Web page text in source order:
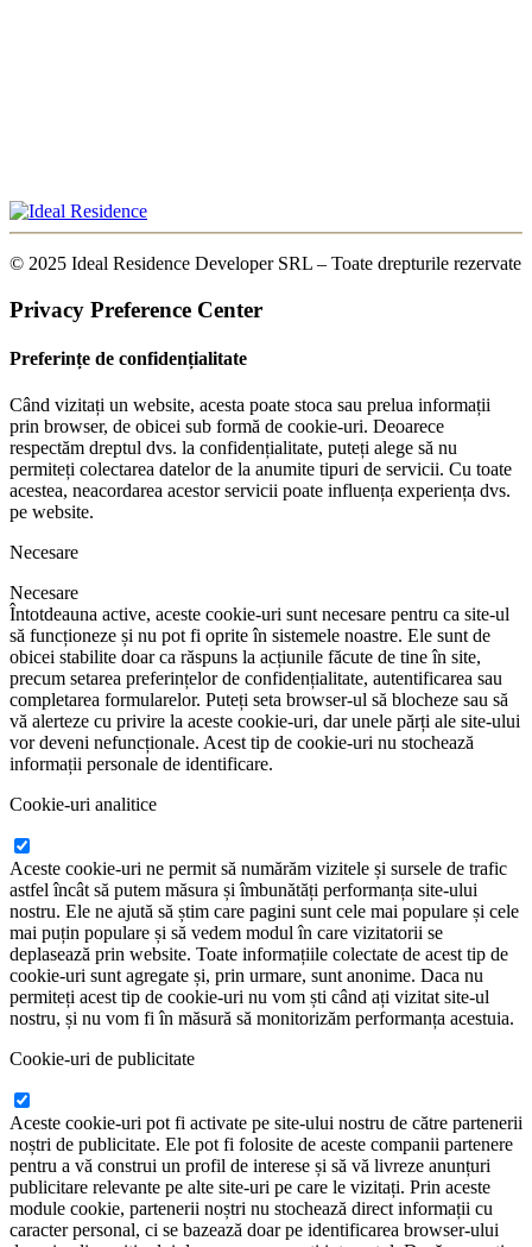
© 2025 Ideal Residence Developer SRL – Toate drepturile rezervate
Privacy Preference Center
Preferințe de confidențialitate
Când vizitați un website, acesta poate stoca sau prelua informații
prin browser, de obicei sub formă de cookie-uri. Deoarece
respectăm dreptul dvs. la confidențialitate, puteți alege să nu
permiteți colectarea datelor de la anumite tipuri de servicii. Cu toate
acestea, neacordarea acestor servicii poate influența experiența dvs.
pe website.
Necesare
Necesare
Întotdeauna active, aceste cookie-uri sunt necesare pentru ca site-ul
să funcționeze și nu pot fi oprite în sistemele noastre. Ele sunt de
obicei stabilite doar ca răspuns la acțiunile făcute de tine în site,
precum setarea preferințelor de confidențialitate, autentificarea sau
completarea formularelor. Puteți seta browser-ul să blocheze sau să
vă alerteze cu privire la aceste cookie-uri, dar unele părți ale site-ului
vor deveni nefuncționale. Acest tip de cookie-uri nu stochează
informații personale de identificare.
Cookie-uri analitice
Aceste cookie-uri ne permit să numărăm vizitele și sursele de trafic
astfel încât să putem măsura și îmbunătăți performanța site-ului
nostru. Ele ne ajută să știm care pagini sunt cele mai populare și cele
mai puțin populare și să vedem modul în care vizitatorii se
deplasează prin website. Toate informațiile colectate de acest tip de
cookie-uri sunt agregate și, prin urmare, sunt anonime. Daca nu
permiteți acest tip de cookie-uri nu vom ști când ați vizitat site-ul
nostru, și nu vom fi în măsură să monitorizăm performanța acestuia.
Cookie-uri de publicitate
Aceste cookie-uri pot fi activate pe site-ului nostru de către partenerii
noștri de publicitate. Ele pot fi folosite de aceste companii partenere
pentru a vă construi un profil de interese și să vă livreze anunțuri
publicitare relevante pe alte site-uri pe care le vizitați. Prin aceste
module cookie, partenerii noștri nu stochează direct informații cu
caracter personal, ci se bazează doar pe identificarea browser-ului